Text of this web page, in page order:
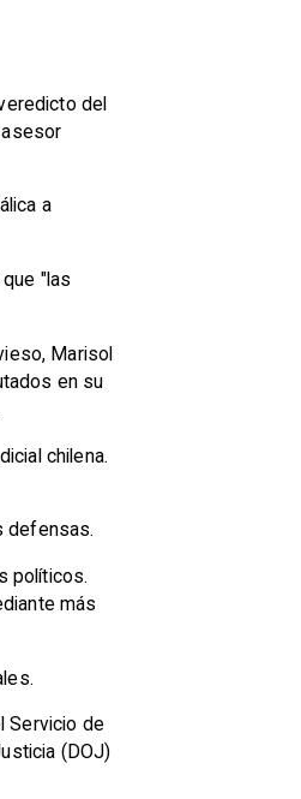
del
a
"las
Marisol
en su
chilena.
defensas.
políticos.
más
Servicio de
(DOJ)